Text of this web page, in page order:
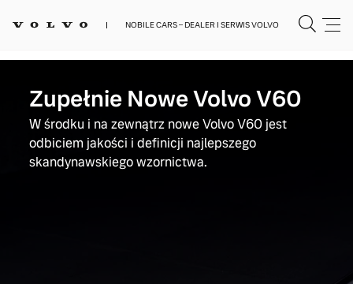
NOBILE CARS – DEALER I SERWIS VOLVO
Zupełnie Nowe Volvo V60
W środku i na zewnątrz nowe Volvo V60 jest
odbiciem jakości i definicji najlepszego
skandynawskiego wzornictwa.